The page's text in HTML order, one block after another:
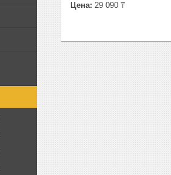
Цена: 29 090 ₸